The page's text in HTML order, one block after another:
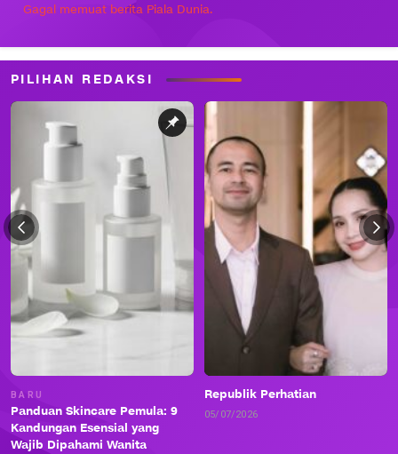
Gagal memuat berita Piala Dunia.
PILIHAN REDAKSI
BARU
Panduan Skincare Pemula: 9
Kandungan Esensial yang
Wajib Dipahami Wanita
Republik Perhatian
05/07/2026